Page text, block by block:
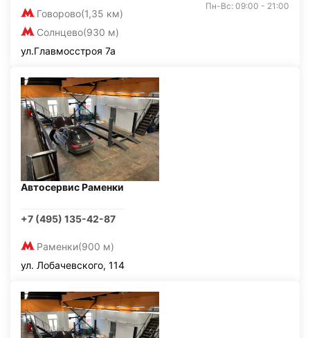
Говорово(1,35 км)
Солнцево(930 м)
Пн-Вс: 09:00 - 21:00
ул.Главмосстроя 7а
Автосервис Раменки
+7 (495) 135-42-87
Раменки(900 м)
ул. Лобачевского, 114